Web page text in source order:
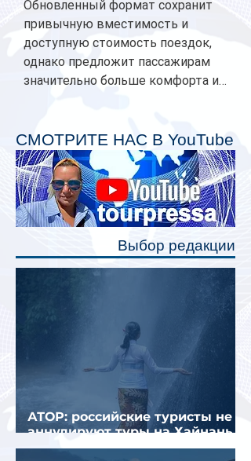
Обновленный формат сохранит
привычную вместимость и
доступную стоимость поездок,
однако предложит пассажирам
значительно больше комфорта и
планируется начать в 2027 году.
Одним из главных нововведений
станут индивидуальные шторки у
каждого спального места. Они
позволят пассажирам закрыть свою
полку во время сна или отдыха,
СМОТРИТЕ НАС В YouTube
Выбор редакции
АТОР: российские туристы не
аннулируют туры на Хайнань
из-за тайфуна «Дельфин»